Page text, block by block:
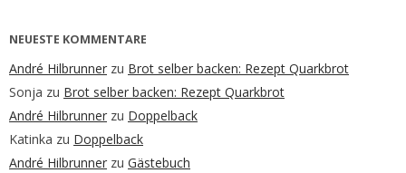
NEUESTE KOMMENTARE
André Hilbrunner zu Brot selber backen: Rezept Quarkbrot
Sonja zu Brot selber backen: Rezept Quarkbrot
André Hilbrunner zu Doppelback
Katinka zu Doppelback
André Hilbrunner zu Gästebuch